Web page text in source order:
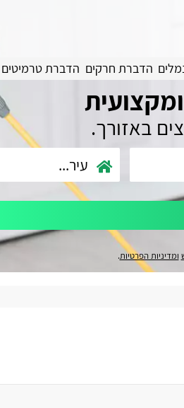
הדברת חרקים הדברת טרמיטים
באזורך.
ומדיניות הפרטיות.